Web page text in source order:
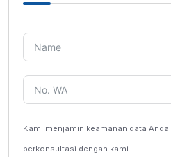
Kami menjamin keamanan data Anda.
berkonsultasi dengan kami.